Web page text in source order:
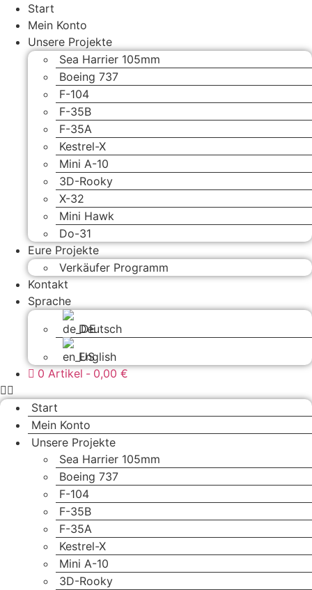
Zum
Inhalt
wechseln
Start
Mein Konto
Unsere Projekte
Sea Harrier 105mm
Boeing 737
F-104
F-35B
F-35A
Kestrel-X
Mini A-10
3D-Rooky
X-32
Mini Hawk
Do-31
Eure Projekte
Verkäufer Programm
Kontakt
Sprache
Deutsch
English
0 Artikel
0,00 €
Start
Mein Konto
Unsere Projekte
Sea Harrier 105mm
Boeing 737
F-104
F-35B
F-35A
Kestrel-X
Mini A-10
3D-Rooky